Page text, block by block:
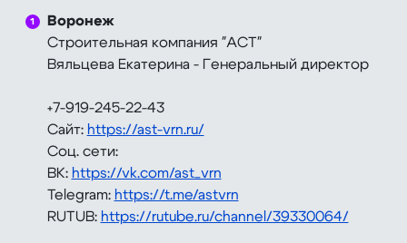
Воронеж
Строительная компания "АСТ"
Вяльцева Екатерина - Генеральный директор
+7-919-245-22-43
Сайт: https://ast-vrn.ru/
Соц. сети:
ВК: https://vk.com/ast_vrn
Telegram: https://t.me/astvrn
RUTUB: https://rutube.ru/channel/39330064/